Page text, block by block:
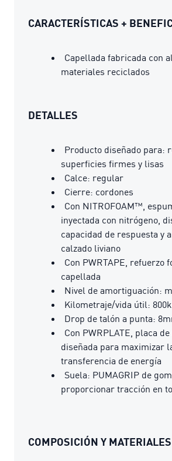
CARACTERÍSTICAS +
Capellada fabricada con
materiales reciclados
DETALLES
Producto diseñado para:
superficies firmes y lisas
Calce: regular
Cierre: cordones
Con NITROFOAM™,
inyectada con nitrógeno,
capacidad de respuesta y
calzado liviano
Con PWRTAPE, refuerzo
capellada
Nivel de amortiguación:
Kilometraje/vida útil:
Drop de talón a punta:
Con PWRPLATE, placa
diseñada para maximizar
transferencia de energía
Suela: PUMAGRIP de
proporcionar tracción en
COMPOSICIÓN Y MATERIALES